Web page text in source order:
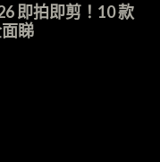
即拍即剪！10 款
睇